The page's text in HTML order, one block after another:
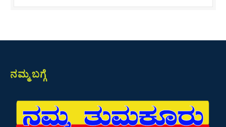
ನಮ್ಮ ಬಗ್ಗೆ